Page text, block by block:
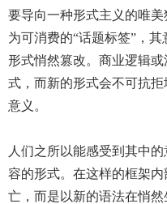
要导向一种形式主义的唯
为可消费的“话题标签”，
形式悄然篡改。商业逻辑
式，而新的形式会不可抗
意义。
人们之所以能感受到其中
容的形式。在这样的框架
亡，而是以新的语法在悄然